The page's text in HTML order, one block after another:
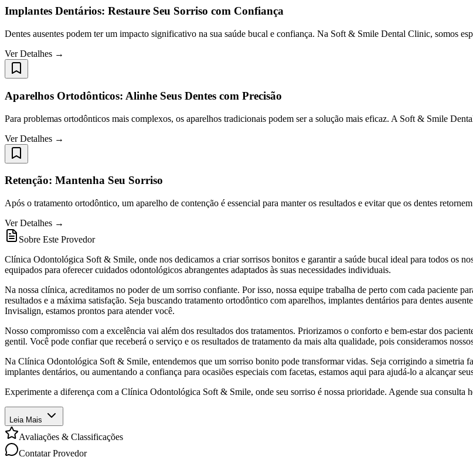
Implantes Dentários: Restaure Seu Sorriso com Confiança
Dentes ausentes podem ter um impacto significativo na sua saúde bucal e confiança. Na Soft & Smile Dental Clinic, somos
Ver Detalhes →
Aparelhos Ortodônticos: Alinhe Seus Dentes com Precisão
Para problemas ortodônticos mais complexos, os aparelhos tradicionais podem ser a solução mais eficaz. A Soft & Smile
Ver Detalhes →
Retenção: Mantenha Seu Sorriso
Após o tratamento ortodôntico, um aparelho de contenção é essencial para manter os resultados e evitar que os dentes
Ver Detalhes →
Sobre Este Provedor
Clínica Odontológica Soft & Smile, onde nos dedicamos a criar sorrisos bonitos e garantir a saúde bucal ideal para todos os
equipados para oferecer cuidados odontológicos abrangentes adaptados às suas necessidades individuais.
Na nossa clínica, acreditamos no poder de um sorriso confiante. Por isso, nossa equipe trabalha de perto com cada paciente
resultados e a máxima satisfação. Seja buscando tratamento ortodôntico com aparelhos, implantes dentários para dentes
Invisalign, estamos prontos para atender você.
Nosso compromisso com a excelência vai além dos resultados dos tratamentos. Priorizamos o conforto e bem-estar dos
gentil. Você pode confiar que receberá o serviço e os resultados de tratamento da mais alta qualidade, pois consideramos
Na Clínica Odontológica Soft & Smile, entendemos que um sorriso bonito pode transformar vidas. Seja corrigindo a simetria
implantes dentários, ou aumentando a confiança para ocasiões especiais com facetas, estamos aqui para ajudá-lo a alcançar
Experimente a diferença com a Clínica Odontológica Soft & Smile, onde seu sorriso é nossa prioridade. Agende sua consulta
Leia Mais
Avaliações & Classificações
Contatar Provedor